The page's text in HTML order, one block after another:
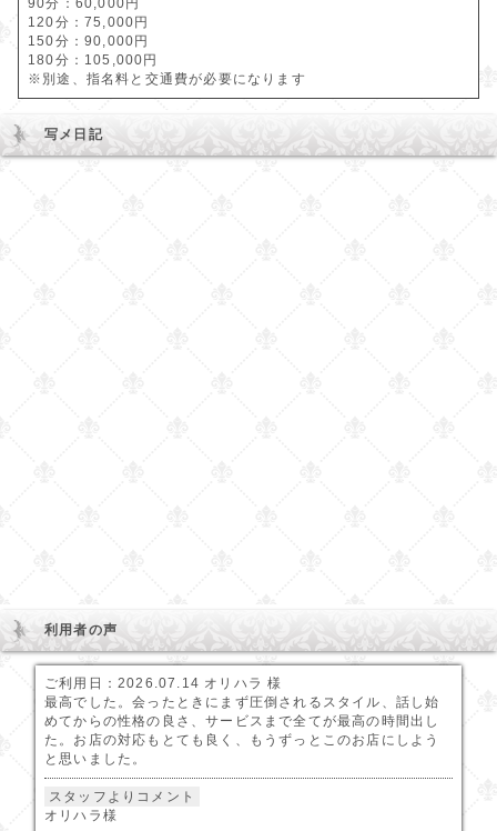
90分：60,000円
120分：75,000円
150分：90,000円
180分：105,000円
※別途、指名料と交通費が必要になります
写メ日記
利用者の声
ご利用日：2026.07.14 オリハラ 様
最高でした。会ったときにまず圧倒されるスタイル、話し始
めてからの性格の良さ、サービスまで全てが最高の時間出し
た。お店の対応もとても良く、もうずっとこのお店にしよう
と思いました。
スタッフよりコメント
オリハラ様